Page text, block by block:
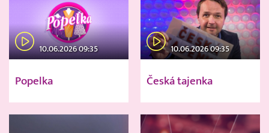
10.06.2026 09:35
Popelka
10.06.2026 09:35
Česká tajenka